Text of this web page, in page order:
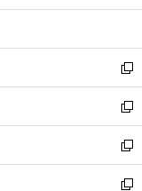
開
ウ
開
く
ン
ウ
で
開
く
ウ
ン
ド
ウ
で
開
く
新
し
い
ウ
ィ
ン
ド
新
し
い
ウ
ィ
新
し
い
新